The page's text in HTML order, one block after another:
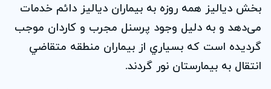
بخش دیالیز همه روزه به بیماران دیالیز دائم خدمات
می‌دهد و به دلیل وجود پرسنل مجرب و کاردان موجب
گرديده است كه بسياري از بيماران منطقه متقاضي
انتقال به بيمارستان نور گردند.